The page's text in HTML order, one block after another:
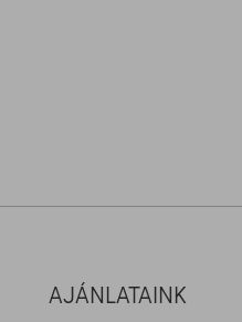
AJÁNLATAINK